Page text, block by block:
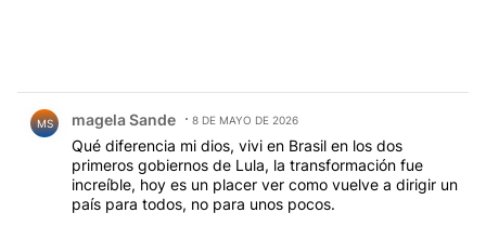
MS magela Sande 8 DE MAYO DE 2026
Qué diferencia mi dios, vivi en Brasil en los dos
primeros gobiernos de Lula, la transformación fue
increíble, hoy es un placer ver como vuelve a dirigir un
país para todos, no para unos pocos.